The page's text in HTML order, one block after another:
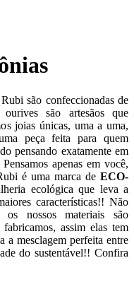
são confeccionadas de
são artesãos que
joias únicas, uma a uma,
peça feita para quem
pensando exatamente em
apenas em você,
é uma marca de ECO-
ecológica que leva a
características!! Não
nossos materiais são
assim elas tem
a mesclagem perfeita entre
do sustentável!! Confira